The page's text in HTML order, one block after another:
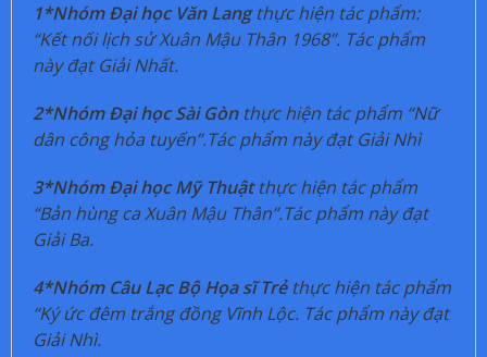
1*Nhóm Đại học Văn Langthực hiện tác phẩm:
“Kết nối lịch sử Xuân Mậu Thân 1968”. Tác phẩm
này đạt Giải Nhất.
2*Nhóm Đại học Sài Gònthực hiện tác phẩm “Nữ
dân công hỏa tuyến”.Tác phẩm này đạt Giải Nhì
3*Nhóm Đại học Mỹ Thuậtthực hiện tác phẩm
“Bản hùng ca Xuân Mậu Thân”.Tác phẩm này đạt
Giải Ba.
4*Nhóm Câu Lạc Bộ Họa sĩ Trẻthực hiện tác phẩm
“Ký ức đêm trắng đồng Vĩnh Lộc. Tác phẩm này đạt
Giải Nhì.